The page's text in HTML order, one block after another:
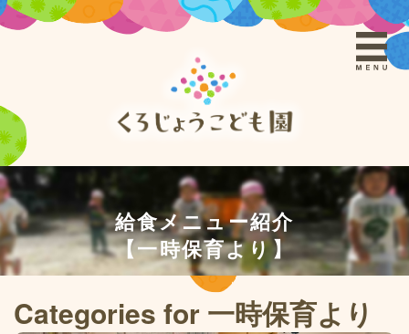
給食メニュー紹介
【一時保育より】
Categories for 一時保育より